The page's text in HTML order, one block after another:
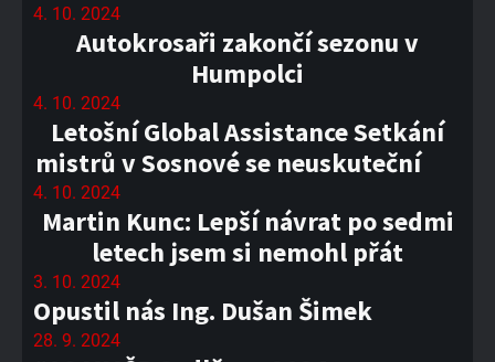
4. 10. 2024
Autokrosaři zakončí sezonu v
Humpolci
4. 10. 2024
Letošní Global Assistance Setkání
mistrů v Sosnové se neuskuteční
4. 10. 2024
Martin Kunc: Lepší návrat po sedmi
letech jsem si nemohl přát
3. 10. 2024
Opustil nás Ing. Dušan Šimek
28. 9. 2024